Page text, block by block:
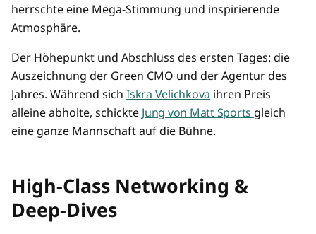
herrschte eine Mega-Stimmung und inspirierende
Atmosphäre.
Der Höhepunkt und Abschluss des ersten Tages: die
Auszeichnung der Green CMO und der Agentur des
Jahres. Während sich Iskra Velichkova ihren Preis
alleine abholte, schickte Jung von Matt Sports gleich
eine ganze Mannschaft auf die Bühne.
High-Class Networking &
Deep-Dives